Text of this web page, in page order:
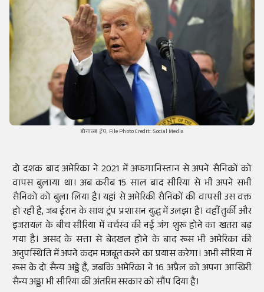
डोनाल्ड ट्रंप, File Photo Credit: Social Media
दो दशक बाद अमेरिका ने 2021 में अफगानिस्तान से अपने सैनिकों को
वापस बुलाया था। अब करीब 15 साल बाद सीरिया से भी अपने सभी
सैनिको को बुला लिया है। यहां से अमेरिकी सैनिकों की वापसी उस वक्त
हो रही है, जब ईरान के साथ ट्रंप प्रशासन युद्ध में उलझा है। वहीं तुर्की और
इजरायल के बीच सीरिया में वर्चस्व की नई जंग शुरू होने का खतरा बढ़
गया है। असद के सत्ता से बेदखल होने के बाद रूस भी अमेरिका की
अनुपस्थिति में अपने कदम मजबूत करने का प्रयास करेगा। अभी सीरिया में
रूस के दो सैन्य अड्डे हैं, जबकि अमेरिका ने 16 अप्रैल को अपना आखिरी
सैन्य अड्डा भी सीरिया की अंतरिम सरकार को सौंप दिया है।